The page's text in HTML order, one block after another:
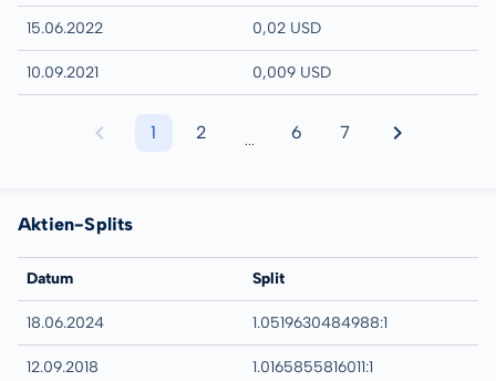
15.06.2022 0,02 USD
10.09.2021 0,009 USD
1 2 ... 6 7
Aktien-Splits
Datum Split
18.06.2024 1.0519630484988:1
12.09.2018 1.0165855816011:1